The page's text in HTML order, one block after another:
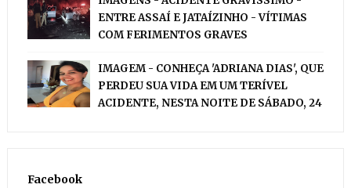
ENTRE ASSAÍ E JATAÍZINHO - VÍTIMAS
COM FERIMENTOS GRAVES
IMAGEM - CONHEÇA 'ADRIANA DIAS', QUE
PERDEU SUA VIDA EM UM TERÍVEL
ACIDENTE, NESTA NOITE DE SÁBADO, 24
Facebook